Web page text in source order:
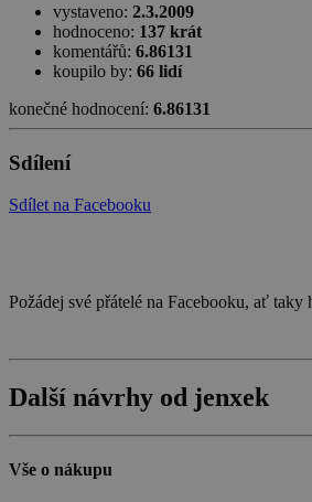
vystaveno: 2.3.2009
hodnoceno: 137 krát
komentářů: 6.86131
koupilo by: 66 lidí
konečné hodnocení: 6.86131
Sdílení
Sdílet na Facebooku
Požádej své přátelé na Facebooku, ať taky
Další návrhy od jenxek
Vše o nákupu